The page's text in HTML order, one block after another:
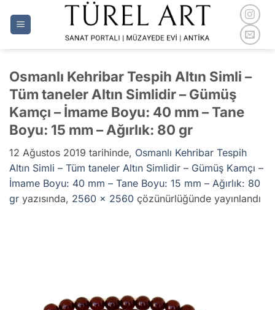
Osmanlı Kehribar Tespih Altın Simli –
Tüm taneler Altın Simlidir – Gümüş
Kamçı – İmame Boyu: 40 mm – Tane
Boyu: 15 mm – Ağırlık: 80 gr
12 Ağustos 2019 tarihinde, Osmanlı Kehribar Tespih
Altın Simli – Tüm taneler Altın Simlidir – Gümüş Kamçı –
İmame Boyu: 40 mm – Tane Boyu: 15 mm – Ağırlık: 80
gr yazısında, 2560 × 2560 çözünürlüğünde yayınlandı